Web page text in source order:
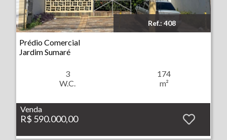
Imóvel: Prédio Comercial - Jardim Sumaré - Ribeirão Preto Ref.: 408
Prédio Comercial
Jardim Sumaré
3
W.C.
174
m²
Venda
R$ 590.000,00